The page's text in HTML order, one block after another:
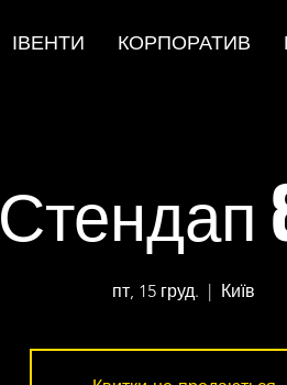
ІВЕНТИ КОРПОРАТИВ
Стендап
пт, 15 груд.
  |
Київ